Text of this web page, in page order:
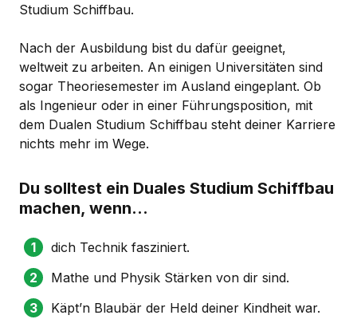
Studium Schiffbau.
Nach der Ausbildung bist du dafür geeignet,
weltweit zu arbeiten. An einigen Universitäten sind
sogar Theoriesemester im Ausland eingeplant. Ob
als Ingenieur oder in einer Führungsposition, mit
dem Dualen Studium Schiffbau steht deiner Karriere
nichts mehr im Wege.
Du solltest ein Duales Studium Schiffbau
machen, wenn...
dich Technik fasziniert.
Mathe und Physik Stärken von dir sind.
Käpt’n Blaubär der Held deiner Kindheit war.